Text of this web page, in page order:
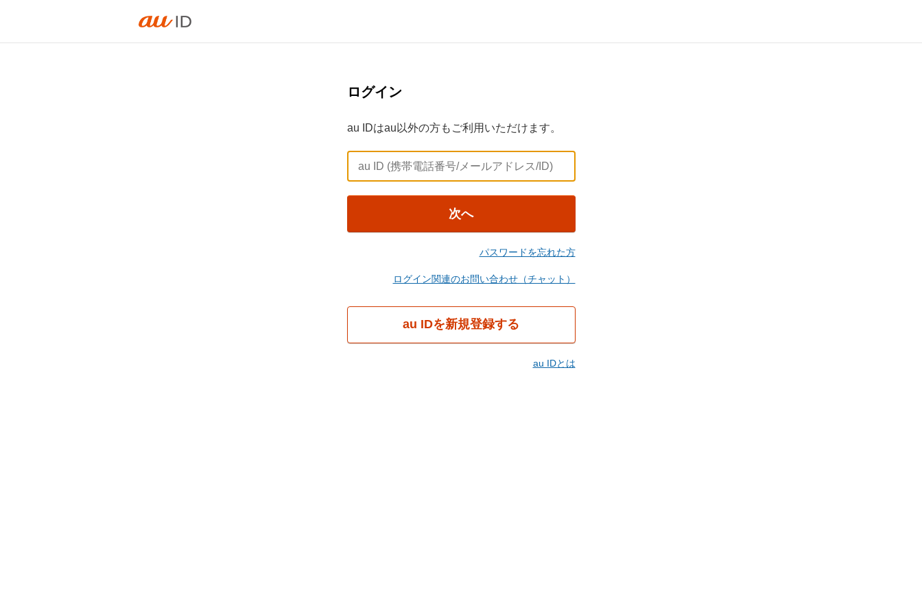
ログイン
au IDはau以外の方もご利用いただけます。
次へ
パスワードを忘れた方
ログイン関連のお問い合わせ（チャット）
au IDを新規登録する
au IDとは